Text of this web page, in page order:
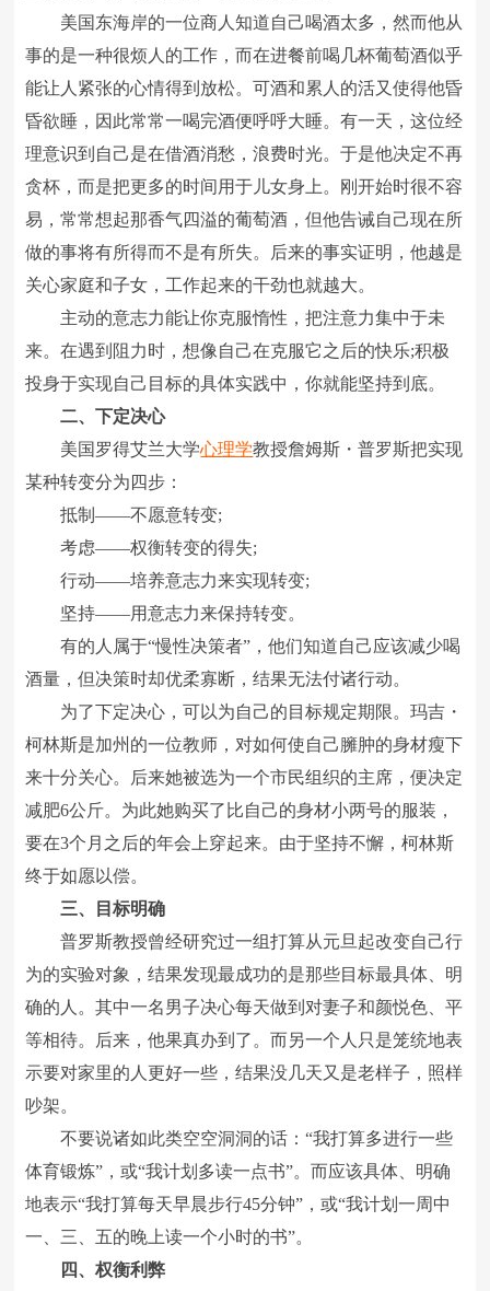
美国东海岸的一位商人知道自己喝酒太多，然而他从
事的是一种很烦人的工作，而在进餐前喝几杯葡萄酒似乎
能让人紧张的心情得到放松。可酒和累人的活又使得他昏
昏欲睡，因此常常一喝完酒便呼呼大睡。有一天，这位经
理意识到自己是在借酒消愁，浪费时光。于是他决定不再
贪杯，而是把更多的时间用于儿女身上。刚开始时很不容
易，常常想起那香气四溢的葡萄酒，但他告诫自己现在所
做的事将有所得而不是有所失。后来的事实证明，他越是
关心家庭和子女，工作起来的干劲也就越大。
主动的意志力能让你克服惰性，把注意力集中于未
来。在遇到阻力时，想像自己在克服它之后的快乐;积极
投身于实现自己目标的具体实践中，你就能坚持到底。
二、下定决心
美国罗得艾兰大学心理学教授詹姆斯・普罗斯把实现
某种转变分为四步：
抵制――不愿意转变;
考虑――权衡转变的得失;
行动――培养意志力来实现转变;
坚持――用意志力来保持转变。
有的人属于“慢性决策者”，他们知道自己应该减少喝
酒量，但决策时却优柔寡断，结果无法付诸行动。
为了下定决心，可以为自己的目标规定期限。玛吉・
柯林斯是加州的一位教师，对如何使自己臃肿的身材瘦下
来十分关心。后来她被选为一个市民组织的主席，便决定
减肥6公斤。为此她购买了比自己的身材小两号的服装，
要在3个月之后的年会上穿起来。由于坚持不懈，柯林斯
终于如愿以偿。
三、目标明确
普罗斯教授曾经研究过一组打算从元旦起改变自己行
为的实验对象，结果发现最成功的是那些目标最具体、明
确的人。其中一名男子决心每天做到对妻子和颜悦色、平
等相待。后来，他果真办到了。而另一个人只是笼统地表
示要对家里的人更好一些，结果没几天又是老样子，照样
吵架。
不要说诸如此类空空洞洞的话：“我打算多进行一些
体育锻炼”，或“我计划多读一点书”。而应该具体、明确
地表示“我打算每天早晨步行45分钟”，或“我计划一周中
一、三、五的晚上读一个小时的书”。
四、权衡利弊